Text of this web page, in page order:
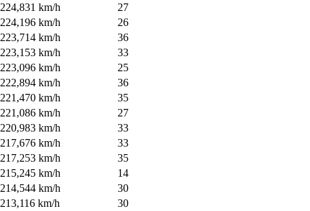
224,831 km/h
27
224,196 km/h
26
223,714 km/h
36
223,153 km/h
33
223,096 km/h
25
222,894 km/h
36
221,470 km/h
35
221,086 km/h
27
220,983 km/h
33
217,676 km/h
33
217,253 km/h
35
215,245 km/h
14
214,544 km/h
30
213,116 km/h
30